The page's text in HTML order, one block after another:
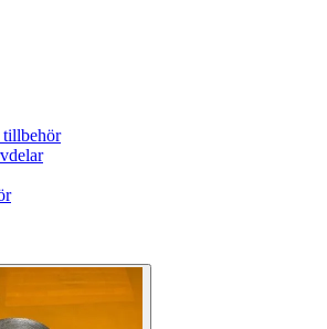
tillbehör